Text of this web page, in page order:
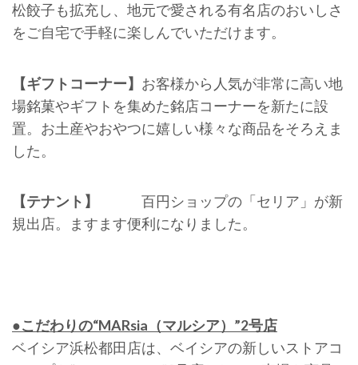
松餃子も拡充し、地元で愛される有名店のおいしさ
をご自宅で手軽に楽しんでいただけます。
【ギフトコーナー】 お客様から人気が非常に高い地
場銘菓やギフトを集めた銘店コーナーを新たに設
置。お土産やおやつに嬉しい様々な商品をそろえま
した。
【テナント】 百円ショップの「セリア」が新
規出店。ますます便利になりました。
●こだわりの“MARsia（マルシア）”2号店
ベイシア浜松都田店は、ベイシアの新しいストアコ